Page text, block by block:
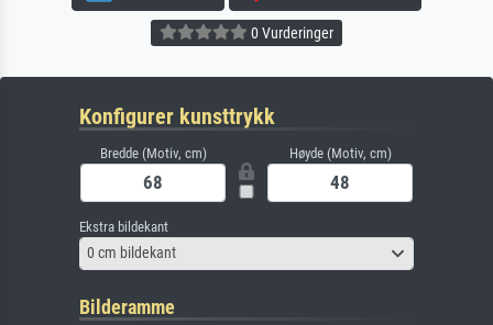
0 Vurderinger
Konfigurer kunsttrykk
Bredde (Motiv, cm) Høyde (Motiv, cm)
Ekstra bildekant
0 cm bildekant
Bilderamme